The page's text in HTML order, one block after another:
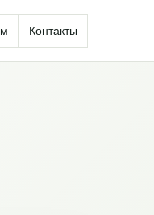
Контакты